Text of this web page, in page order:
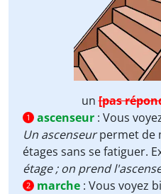
un[pas
1
ascenseur : Vous
Un ascenseurpermet de
étages sans se fatiguer.
étage ; on prend
2 marche : Vous voyez